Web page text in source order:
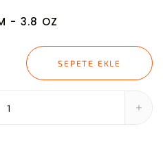
- 3.8 OZ
SEPETE EKLE